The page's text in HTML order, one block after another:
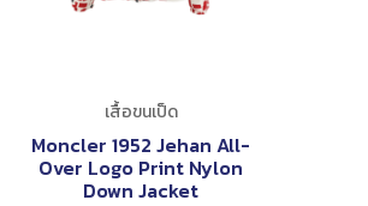
เสื้อขนเป็ด
Moncler 1952 Jehan All-
Over Logo Print Nylon
Down Jacket